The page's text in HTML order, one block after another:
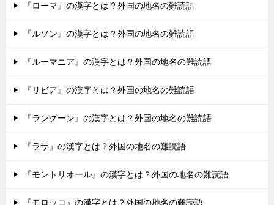
『ローマ』の漢字とは？外国の地名の難読語
『ルソン』の漢字とは？外国の地名の難読語
『ルーマニア』の漢字とは？外国の地名の難読語
『リビア』の漢字とは？外国の地名の難読語
『ラングーン』の漢字とは？外国の地名の難読語
『ラサ』の漢字とは？外国の地名の難読語
『モントリオール』の漢字とは？外国の地名の難読語
『モロッコ』の漢字とは？外国の地名の難読語